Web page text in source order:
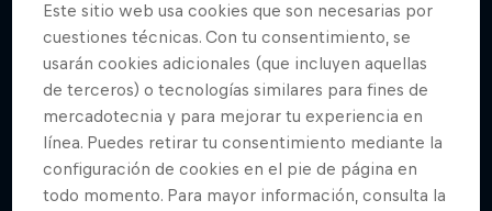
Este sitio web usa cookies que son necesarias por
cuestiones técnicas. Con tu consentimiento, se
usarán cookies adicionales (que incluyen aquellas
de terceros) o tecnologías similares para fines de
mercadotecnia y para mejorar tu experiencia en
línea. Puedes retirar tu consentimiento mediante la
configuración de cookies en el pie de página en
todo momento. Para mayor información, consulta la